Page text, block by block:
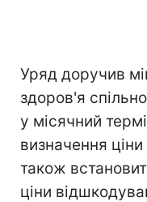
Уряд доручив
здоров'я
у місячний
визначення
також
ціни